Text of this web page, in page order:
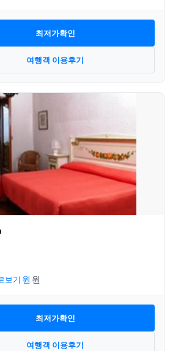
최저가확인
여행객 이용후기
보기
최저가확인
여행객 이용후기